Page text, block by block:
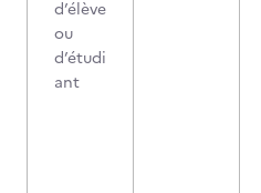
d’élève
ou
d’étudi
ant